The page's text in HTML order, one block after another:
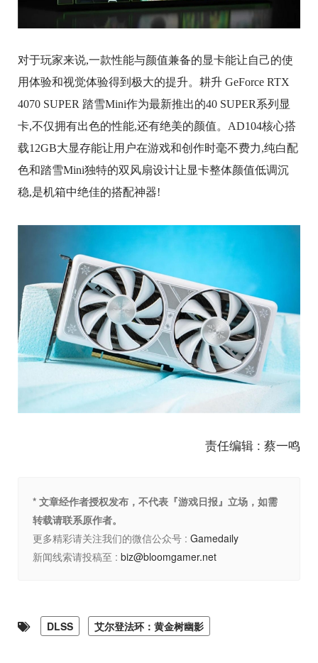
对于玩家来说,一款性能与颜值兼备的显卡能让自己的使
用体验和视觉体验得到极大的提升。耕升 GeForce RTX
4070 SUPER 踏雪Mini作为最新推出的40 SUPER系列显
卡,不仅拥有出色的性能,还有绝美的颜值。AD104核心搭
载12GB大显存能让用户在游戏和创作时毫不费力,纯白配
色和踏雪Mini独特的双风扇设计让显卡整体颜值低调沉
稳,是机箱中绝佳的搭配神器!
责任编辑 : 蔡一鸣
* 文章经作者授权发布，不代表『游戏日报』立场，如需
转载请联系原作者。
更多精彩请关注我们的微信公众号 : Gamedaily
新闻线索请投稿至 : biz@bloomgamer.net
DLSS 艾尔登法环：黄金树幽影